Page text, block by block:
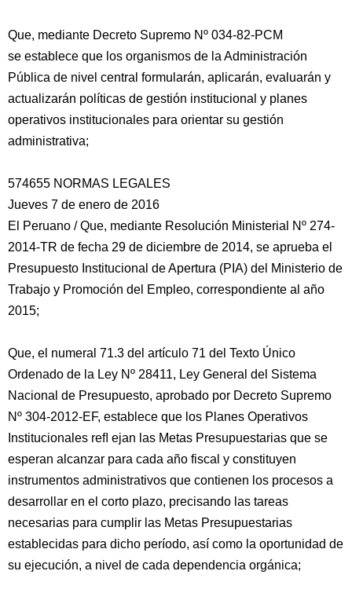
Que, mediante Decreto Supremo Nº 034-82-PCM
se establece que los organismos de la Administración
Pública de nivel central formularán, aplicarán, evaluarán y
actualizarán políticas de gestión institucional y planes
operativos institucionales para orientar su gestión
administrativa;
574655 NORMAS LEGALES
Jueves 7 de enero de 2016
El Peruano / Que, mediante Resolución Ministerial Nº 274-
2014-TR de fecha 29 de diciembre de 2014, se aprueba el
Presupuesto Institucional de Apertura (PIA) del Ministerio de
Trabajo y Promoción del Empleo, correspondiente al año
2015;
Que, el numeral 71.3 del artículo 71 del Texto Único
Ordenado de la Ley Nº 28411, Ley General del Sistema
Nacional de Presupuesto, aprobado por Decreto Supremo
Nº 304-2012-EF, establece que los Planes Operativos
Institucionales reﬂ ejan las Metas Presupuestarias que se
esperan alcanzar para cada año fiscal y constituyen
instrumentos administrativos que contienen los procesos a
desarrollar en el corto plazo, precisando las tareas
necesarias para cumplir las Metas Presupuestarias
establecidas para dicho período, así como la oportunidad de
su ejecución, a nivel de cada dependencia orgánica;